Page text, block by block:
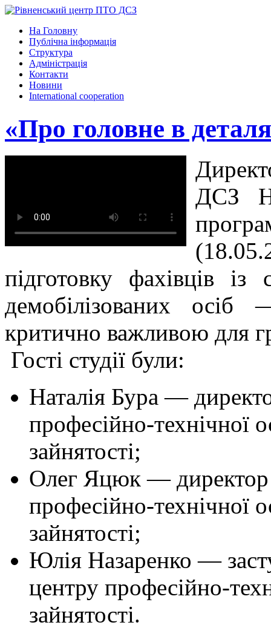
На Головну
Публічна інформація
Структура
Адміністрація
Контакти
Новини
International cooperation
«Про головне в
ДСЗ
підготовку фахівців із
демобілізованих
критично важливою для
Гості студії були:
Наталія Бура —
професійно-технічної
зайнятості;
Олег Яцюк — директор
професійно-технічної
зайнятості;
Юлія Назаренко —
центру професійно-
зайнятості.